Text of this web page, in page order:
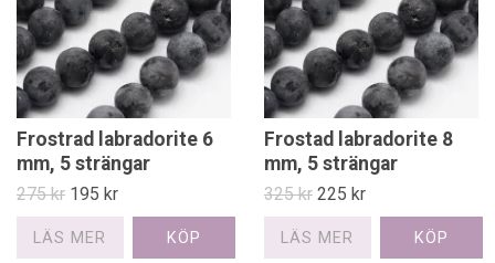
Frostrad labradorite 6
mm, 5 strängar
275 kr 195 kr
LÄS MER
Frostad labradorite 8
mm, 5 strängar
325 kr 225 kr
LÄS MER